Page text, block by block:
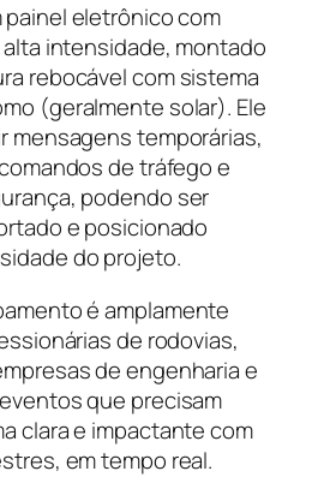
painel eletrônico com
intensidade, montado
rebocável com sistema
(geralmente solar). Ele
mensagens temporárias,
de tráfego e
podendo ser
e posicionado
do projeto.
é amplamente
de rodovias,
de engenharia e
que precisam
clara e impactante com
em tempo real.